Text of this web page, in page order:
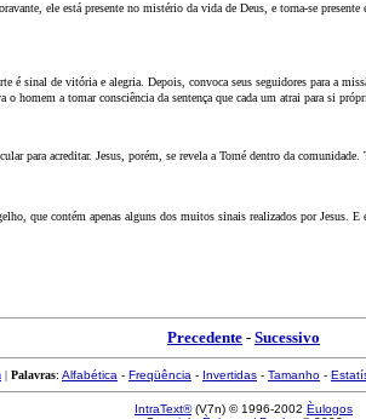
ele está presente no mistério da vida de Deus, e torna-se
é sinal de vitória e alegria. Depois, convoca seus seguidores para a
a tomar consciência da sentença que cada um atrai para si
para acreditar. Jesus, porém, se revela a Tomé dentro da
que contém apenas alguns dos muitos sinais realizados por Jesus.
Precedente - Sucessivo
| Palavras: Alfabética - Freqüência - Invertidas - Tamanho -
IntraText®(V7n) © 1996-2002 Èulogos